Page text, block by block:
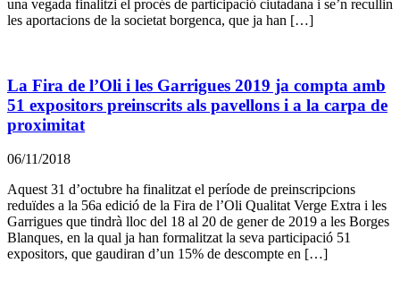
una vegada finalitzi el procés de participació ciutadana i se’n recullin
les aportacions de la societat borgenca, que ja han […]
La Fira de l’Oli i les Garrigues 2019 ja compta amb
51 expositors preinscrits als pavellons i a la carpa de
proximitat
06/11/2018
Aquest 31 d’octubre ha finalitzat el període de preinscripcions
reduïdes a la 56a edició de la Fira de l’Oli Qualitat Verge Extra i les
Garrigues que tindrà lloc del 18 al 20 de gener de 2019 a les Borges
Blanques, en la qual ja han formalitzat la seva participació 51
expositors, que gaudiran d’un 15% de descompte en […]